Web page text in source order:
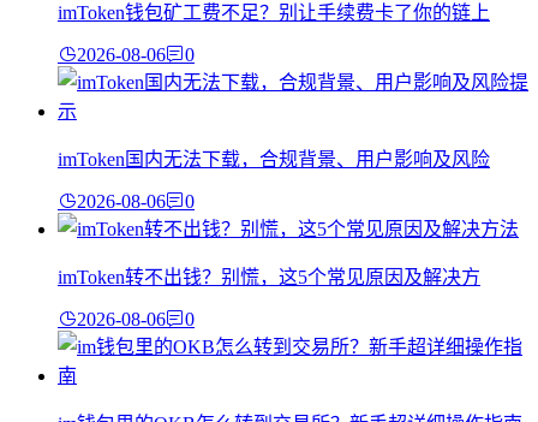
imToken钱包矿工费不足？别让手续费卡了你的链上
2026-08-06 0
imToken国内无法下载，合规背景、用户影响及风险
2026-08-06 0
imToken转不出钱？别慌，这5个常见原因及解决方
2026-08-06 0